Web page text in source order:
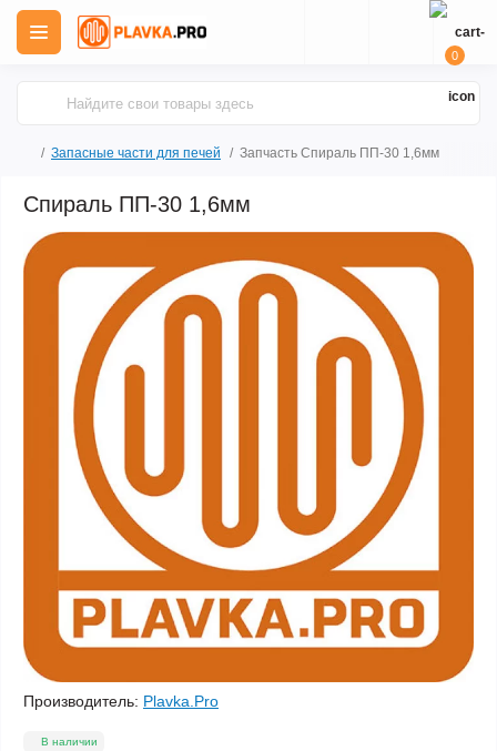
0
Запасные части для печей Запчасть Спираль ПП-30 1,6мм
Спираль ПП-30 1,6мм
Производитель: Plavka.Pro
В наличии